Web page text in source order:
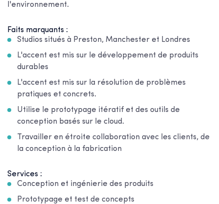
l'environnement.
Faits marquants :
Studios situés à Preston, Manchester et Londres
L'accent est mis sur le développement de produits
durables
L'accent est mis sur la résolution de problèmes
pratiques et concrets.
Utilise le prototypage itératif et des outils de
conception basés sur le cloud.
Travailler en étroite collaboration avec les clients, de
la conception à la fabrication
Services :
Conception et ingénierie des produits
Prototypage et test de concepts